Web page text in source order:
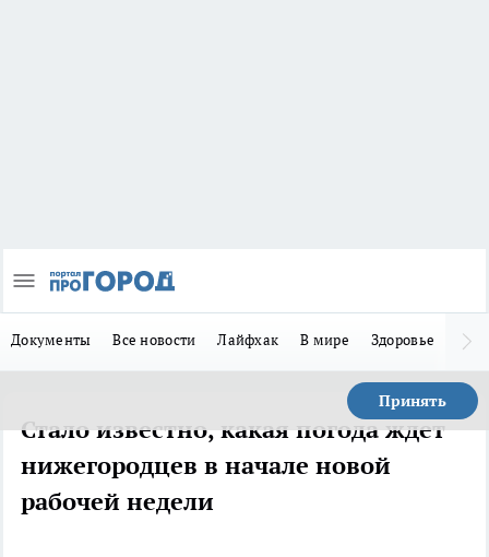
Документы Все новости Лайфхак В мире Здоровье
Принять
Стало известно, какая погода ждет
нижегородцев в начале новой
рабочей недели